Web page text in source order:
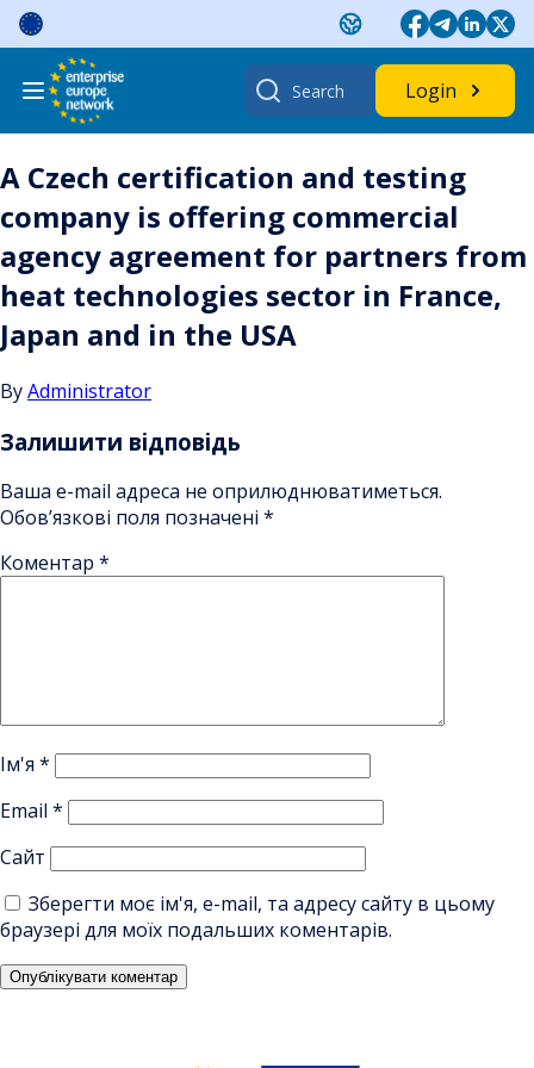
Skip
content
Search
for:
Login
A Czech certification and testing
company is offering commercial
agency agreement for partners from
heat technologies sector in France,
Japan and in the USA
ByAdministrator
Залишити відповідь
Ваша e-mail адреса не оприлюднюватиметься.
Обов’язкові поля позначені *
Коментар *
Ім'я *
Email *
Сайт
Зберегти моє ім'я, e-mail, та адресу сайту в цьому
браузері для моїх подальших коментарів.